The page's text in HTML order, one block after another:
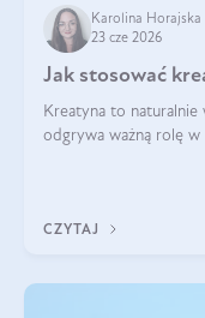
Karolina Horajska
23 cze 2026
Jak stosować
Kreatyna to
odgrywa ważną rolę
CZYTAJ